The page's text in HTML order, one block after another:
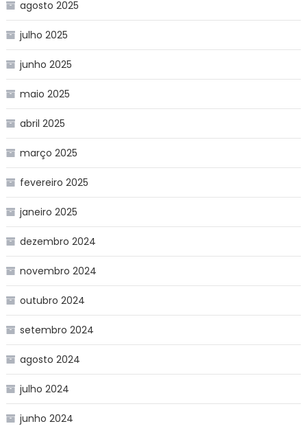
agosto 2025
julho 2025
junho 2025
maio 2025
abril 2025
março 2025
fevereiro 2025
janeiro 2025
dezembro 2024
novembro 2024
outubro 2024
setembro 2024
agosto 2024
julho 2024
junho 2024